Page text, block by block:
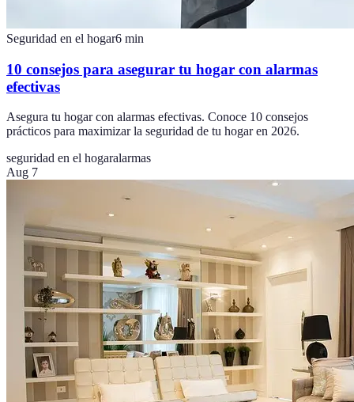
Seguridad en el hogar6 min
10 consejos para asegurar tu hogar con alarmas
efectivas
Asegura tu hogar con alarmas efectivas. Conoce 10 consejos
prácticos para maximizar la seguridad de tu hogar en 2026.
seguridad en el hogaralarmas
Aug 7